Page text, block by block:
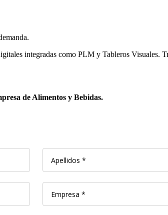
integradas como PLM y Tableros Visuales.
de Alimentos y Bebidas.